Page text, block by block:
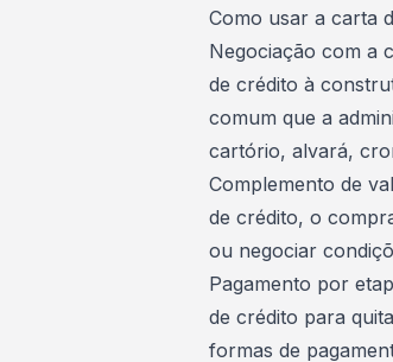
Como usar a carta
Negociação com a
de crédito à
comum que a
cartório, alvará,
Complemento de
de crédito, o
ou negociar
Pagamento por
de crédito para
formas de